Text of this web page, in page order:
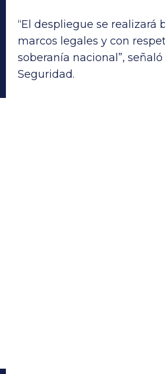
“El despliegue se realizará
marcos legales y con
soberanía nacional”,
Seguridad.